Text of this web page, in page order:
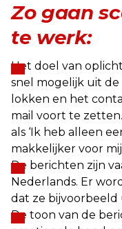
Zo gaan
te werk:
Het doel van
snel mogelijk uit
lokken en het
mail voort te
als ‘Ik heb alleen
makkelijker voor
De berichten zijn
Nederlands. Er
dat ze bijvoorbeeld
De toon van de